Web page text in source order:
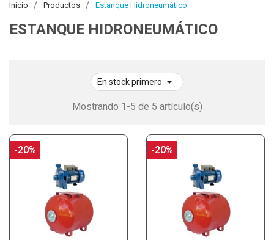
Inicio Productos Estanque Hidroneumático
ESTANQUE HIDRONEUMÁTICO
En stock primero 
Mostrando 1-5 de 5 artículo(s)
-20% -20%